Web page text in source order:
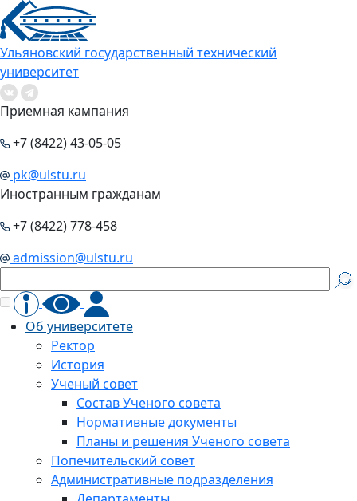
Ульяновский государственный технический
университет
Приемная кампания
+7 (8422) 43-05-05
pk@ulstu.ru
Иностранным гражданам
+7 (8422) 778-458
admission@ulstu.ru
Об университете
Ректор
История
Ученый совет
Состав Ученого совета
Нормативные документы
Планы и решения Ученого совета
Попечительский совет
Административные подразделения